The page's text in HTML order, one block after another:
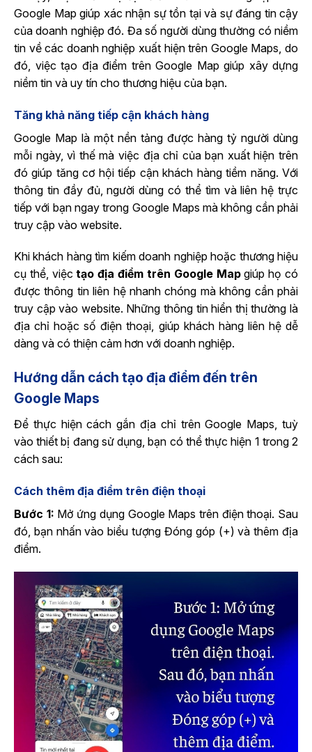
Google Map giúp xác nhận sự tồn tại và sự đáng tin cậy
của doanh nghiệp đó. Đa số người dùng thường có niềm
tin về các doanh nghiệp xuất hiện trên Google Maps, do
đó, việc tạo địa điểm trên Google Map giúp xây dựng
niềm tin và uy tín cho thương hiệu của bạn.
Tăng khả năng tiếp cận khách hàng
Google Map là một nền tảng được hàng tỷ người dùng
mỗi ngày, vì thế mà việc địa chỉ của bạn xuất hiện trên
đó giúp tăng cơ hội tiếp cận khách hàng tiềm năng. Với
thông tin đầy đủ, người dùng có thể tìm và liên hệ trực
tiếp với bạn ngay trong Google Maps mà không cần phải
truy cập vào website.
Khi khách hàng tìm kiếm doanh nghiệp hoặc thương hiệu
cụ thể, việctạo địa điểm trên Google Mapgiúp họ có
được thông tin liên hệ nhanh chóng mà không cần phải
truy cập vào website. Những thông tin hiển thị thường là
địa chỉ hoặc số điện thoại, giúp khách hàng liên hệ dễ
dàng và có thiện cảm hơn với doanh nghiệp.
Hướng dẫn cách tạo địa điểm đến trên
Google Maps
Để thực hiện cách gắn địa chỉ trên Google Maps, tuỳ
vào thiết bị đang sử dụng, bạn có thể thực hiện 1 trong 2
cách sau:
Cách thêm địa điểm trên điện thoại
Bước 1: Mở ứng dụng Google Maps trên điện thoại. Sau
đó, bạn nhấn vào biểu tượng Đóng góp (+) và thêm địa
điểm.